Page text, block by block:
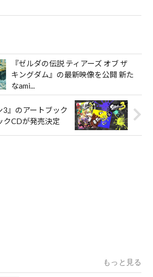
『ゼルダの伝説 ティアーズ オブ ザ
キングダム』の最新映像を公開 新た
なami...
3』のアートブック
クCDが発売決定
もっと見る